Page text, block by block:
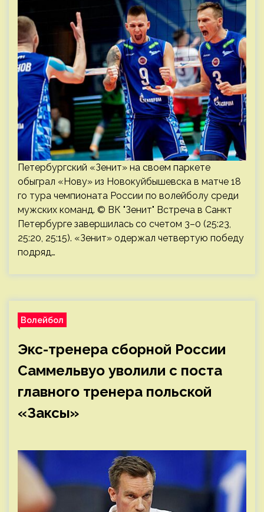
Петербургский «Зенит» на своем паркете
обыграл «Нову» из Новокуйбышевска в матче 18
го тура чемпионата России по волейболу среди
мужских команд. © ВК "Зенит" Встреча в Санкт
Петербурге завершилась со счетом 3–0 (25:23,
25:20, 25:15). «Зенит» одержал четвертую победу
подряд…
Волейбол
Экс-тренера сборной России
Саммельвуо уволили с поста
главного тренера польской
«Заксы»